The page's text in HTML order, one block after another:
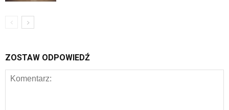
ZOSTAW ODPOWIEDŹ